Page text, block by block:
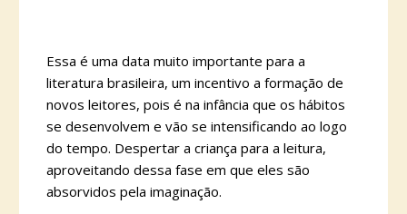
Essa é uma data muito importante para a
literatura brasileira, um incentivo a formação de
novos leitores, pois é na infância que os hábitos
se desenvolvem e vão se intensificando ao logo
do tempo. Despertar a criança para a leitura,
aproveitando dessa fase em que eles são
absorvidos pela imaginação.